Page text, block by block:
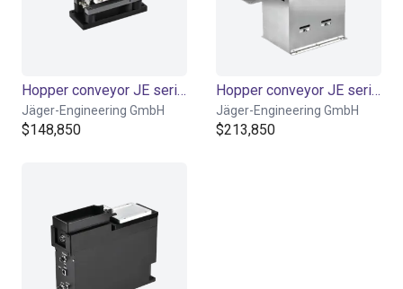
Hopper conveyor JE series | Drive Control AC 220V
Jäger-Engineering GmbH
$148,850
Hopper conveyor JE series | 5-15L
Jäger-Engineering GmbH
$213,850